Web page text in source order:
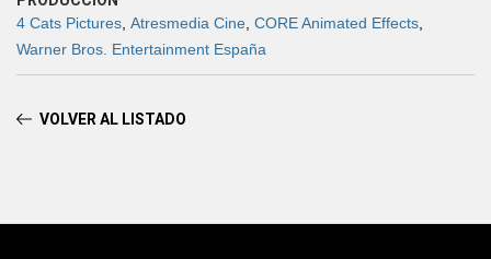
4 Cats Pictures Atresmedia Cine CORE Animated Effects
Warner Bros. Entertainment España
VOLVER AL LISTADO